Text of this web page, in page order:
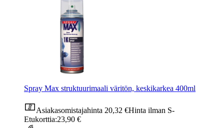
Spray Max struktuurimaali väritön, keskikarkea 400ml
Asiakasomistajahinta 20,32 €Hinta ilman S-
Etukorttia:23,90 €